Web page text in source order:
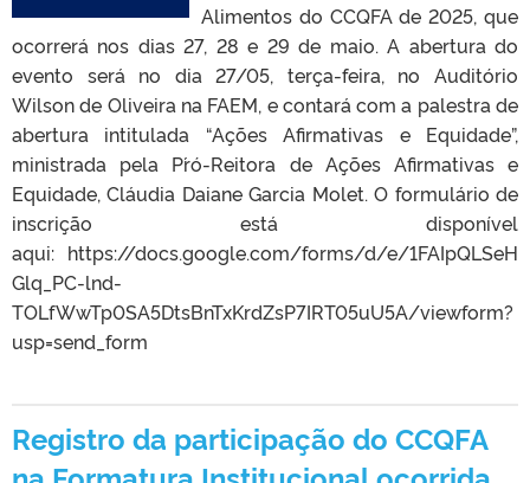
Alimentos do CCQFA de 2025, que
ocorrerá nos dias 27, 28 e 29 de maio. A abertura do
evento será no dia 27/05, terça-feira, no Auditório
Wilson de Oliveira na FAEM, e contará com a palestra de
abertura intitulada “Ações Afirmativas e Equidade”,
ministrada pela P´ró-Reitora de Ações Afirmativas e
Equidade, Cláudia Daiane Garcia Molet. O formulário de
inscrição está disponível
aqui: https://docs.google.com/forms/d/e/1FAIpQLSeH
Glq_PC-lnd-
TOLfWwTp0SA5DtsBnTxKrdZsP7IRT05uU5A/viewform?
usp=send_form
Registro da participação do CCQFA